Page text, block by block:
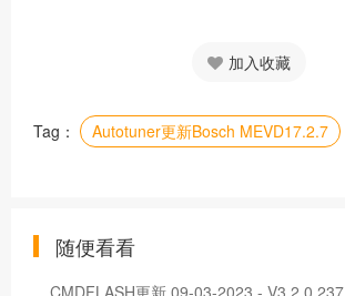
加入收藏
Tag： Autotuner更新Bosch MEVD17.2.7
随便看看
CMDFLASH更新 09-03-2023 - V3.2.0.237